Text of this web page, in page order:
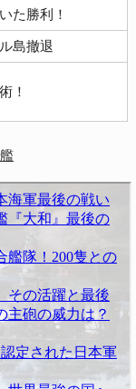
た勝利！
島撤退
！